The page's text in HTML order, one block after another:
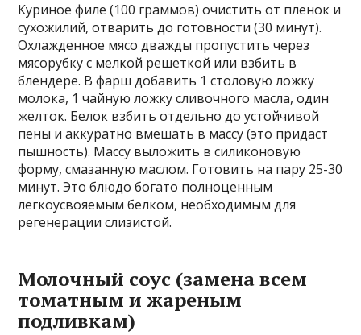
Куриное филе (100 граммов) очистить от пленок и
сухожилий, отварить до готовности (30 минут).
Охлажденное мясо дважды пропустить через
мясорубку с мелкой решеткой или взбить в
блендере. В фарш добавить 1 столовую ложку
молока, 1 чайную ложку сливочного масла, один
желток. Белок взбить отдельно до устойчивой
пены и аккуратно вмешать в массу (это придаст
пышность). Массу выложить в силиконовую
форму, смазанную маслом. Готовить на пару 25-30
минут. Это блюдо богато полноценным
легкоусвояемым белком, необходимым для
регенерации слизистой.
Молочный соус (замена всем
томатным и жареным
подливкам)